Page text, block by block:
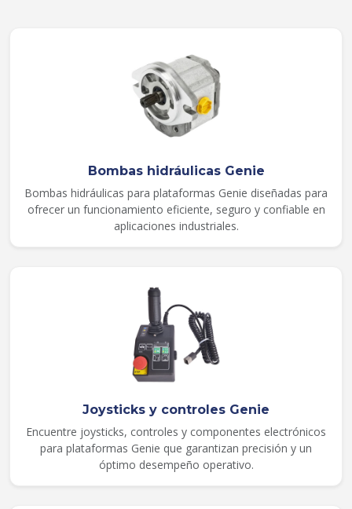
Bombas hidráulicas Genie
Bombas hidráulicas para plataformas Genie diseñadas para
ofrecer un funcionamiento eficiente, seguro y confiable en
aplicaciones industriales.
Joysticks y controles Genie
Encuentre joysticks, controles y componentes electrónicos
para plataformas Genie que garantizan precisión y un
óptimo desempeño operativo.